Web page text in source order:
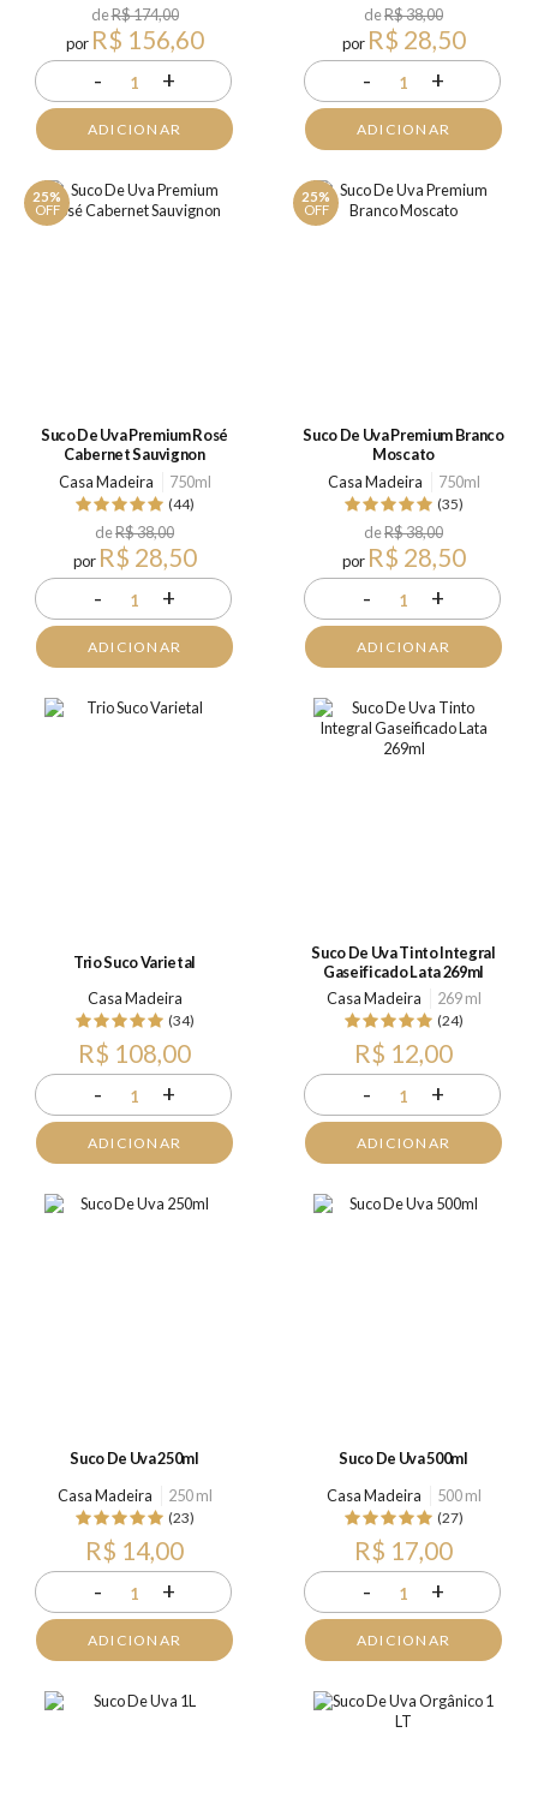
deR$ 174,00
por R$ 156,60
- 1 +
ADICIONAR
deR$ 38,00
por R$ 28,50
- 1 +
ADICIONAR
25%
OFF
Suco De Uva Premium Rosé
Cabernet Sauvignon
Casa Madeira
750ml
(44)
deR$ 38,00
por R$ 28,50
- 1 +
ADICIONAR
25%
OFF
Suco De Uva Premium Branco
Moscato
Casa Madeira
750ml
(35)
deR$ 38,00
por R$ 28,50
- 1 +
ADICIONAR
Trio Suco Varietal
Casa Madeira
(34)
R$ 108,00
- 1 +
ADICIONAR
Suco De Uva Tinto Integral
Gaseificado Lata 269ml
Casa Madeira
269 ml
(24)
R$ 12,00
- 1 +
ADICIONAR
Suco De Uva 250ml
Casa Madeira
250 ml
(23)
R$ 14,00
- 1 +
ADICIONAR
Suco De Uva 500ml
Casa Madeira
500 ml
(27)
R$ 17,00
- 1 +
ADICIONAR